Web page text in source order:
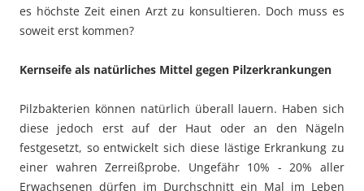
es höchste Zeit einen Arzt zu konsultieren. Doch muss es
soweit erst kommen?
Kernseife als natürliches Mittel gegen Pilzerkrankungen
Pilzbakterien können natürlich überall lauern. Haben sich
diese jedoch erst auf der Haut oder an den Nägeln
festgesetzt, so entwickelt sich diese lästige Erkrankung zu
einer wahren Zerreißprobe. Ungefähr 10% - 20% aller
Erwachsenen dürfen im Durchschnitt ein Mal im Leben